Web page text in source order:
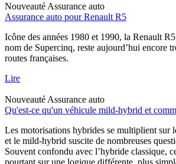
Nouveauté Assurance auto
Assurance auto pour Renault R5
Icône des années 1980 et 1990, la Renault
nom de Supercinq, reste aujourd’hui encore
routes françaises.
Lire
Nouveauté Assurance auto
Qu'est-ce qu'un véhicule mild-hybrid et
Les motorisations hybrides se multiplient sur
et le mild-hybrid suscite de nombreuses
Souvent confondu avec l’hybride classique,
pourtant sur une logique différente, plus